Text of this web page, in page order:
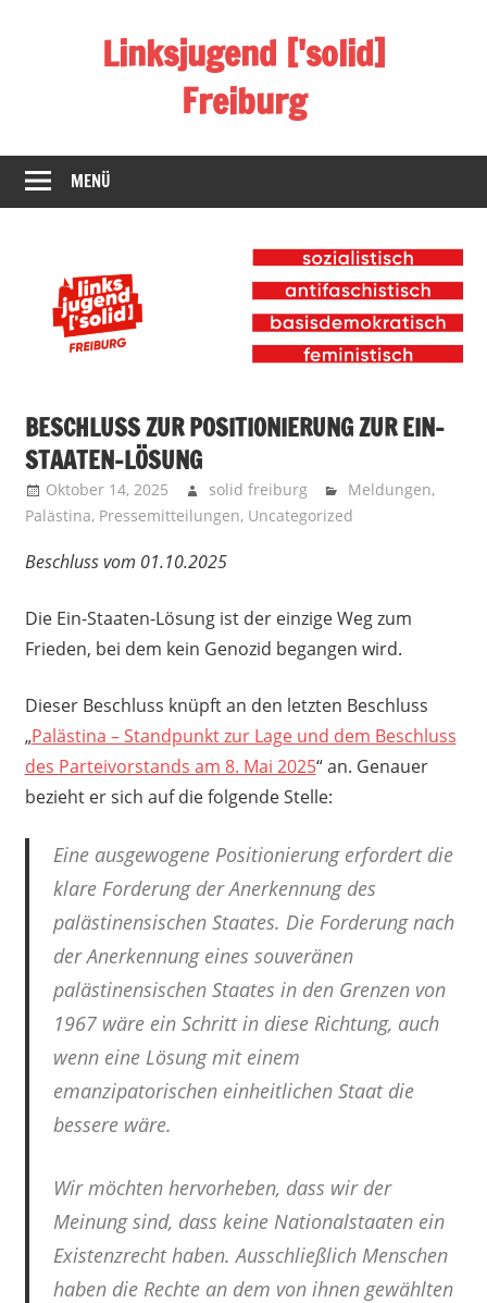
Linksjugend ['solid]
Freiburg
Website
der
Freiburg
MENÜ
BESCHLUSS ZUR POSITIONIERUNG ZUR EIN-
STAATEN-LÖSUNG
Oktober 14, 2025 solid freiburg Meldungen,
Palästina, Pressemitteilungen, Uncategorized
Beschluss vom 01.10.2025
Die Ein-Staaten-Lösung ist der einzige Weg zum
Frieden, bei dem kein Genozid begangen wird.
Dieser Beschluss knüpft an den letzten Beschluss
„Palästina – Standpunkt zur Lage und dem Beschluss
des Parteivorstands am 8. Mai 2025“ an. Genauer
bezieht er sich auf die folgende Stelle:
Eine ausgewogene Positionierung erfordert die
klare Forderung der Anerkennung des
palästinensischen Staates. Die Forderung nach
der Anerkennung eines souveränen
palästinensischen Staates in den Grenzen von
1967 wäre ein Schritt in diese Richtung, auch
wenn eine Lösung mit einem
emanzipatorischen einheitlichen Staat die
bessere wäre.
Wir möchten hervorheben, dass wir der
Meinung sind, dass keine Nationalstaaten ein
Existenzrecht haben. Ausschließlich Menschen
haben die Rechte an dem von ihnen gewählten